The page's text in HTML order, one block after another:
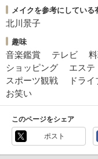
メイクを参考にしている
北川景子
趣味
音楽鑑賞 テレビ
ショッピング
エステ
スポーツ観戦
ドライ
お笑い
このページをシェア
ポスト